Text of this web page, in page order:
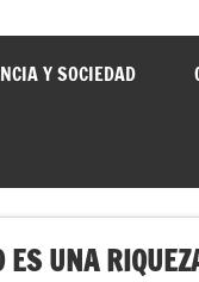
Y SOCIEDAD
ES UNA